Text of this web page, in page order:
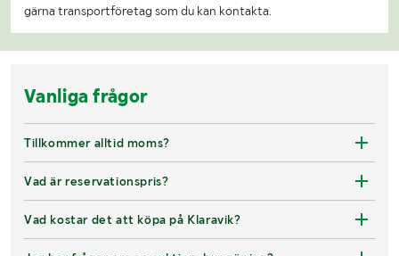
gärna transportföretag som du kan kontakta.
Vanliga frågor
Tillkommer alltid moms?
Vad är reservationspris?
Vad kostar det att köpa på Klaravik?